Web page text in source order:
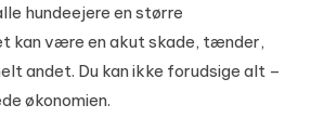
hundeejere en større
kan være en akut skade, tænder,
andet. Du kan ikke forudsige alt –
økonomien.